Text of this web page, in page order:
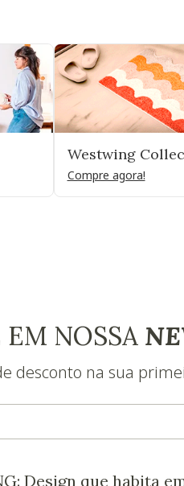
Westwing
Compre agora!
NOSSA
desconto na sua
Design que habita